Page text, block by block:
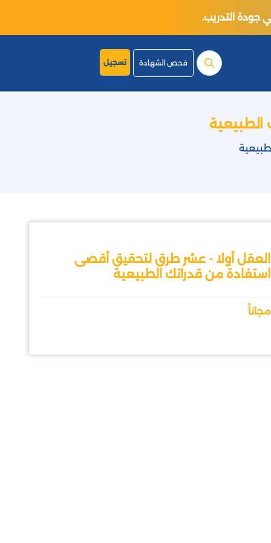
فحص الشهادة تسجيل
العقل أولا - عشر طرق لتحقيق أقصى
استفادة من قدراتك الطبيعية
مجاناً